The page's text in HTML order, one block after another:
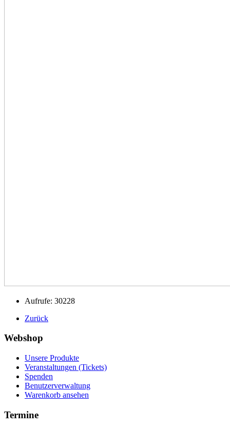
Aufrufe: 30228
Zurück
Webshop
Unsere Produkte
Veranstaltungen (Tickets)
Spenden
Benutzerverwaltung
Warenkorb ansehen
Termine